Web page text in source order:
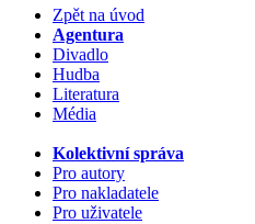
Zpět na úvod
Agentura
Divadlo
Hudba
Literatura
Média
Kolektivní správa
Pro autory
Pro nakladatele
Pro uživatele